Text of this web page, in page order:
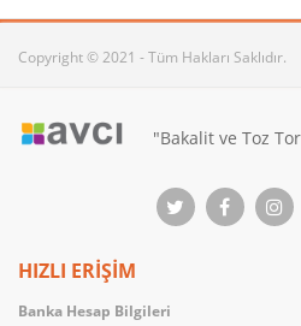
Copyright © 2021 - Tüm Hakları Saklıdır.
"Bakalit ve Toz
HIZLI ERİŞİM
Banka Hesap Bilgileri